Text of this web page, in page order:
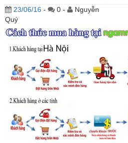
23/06/16 - 0 -
Nguyễn
Quý